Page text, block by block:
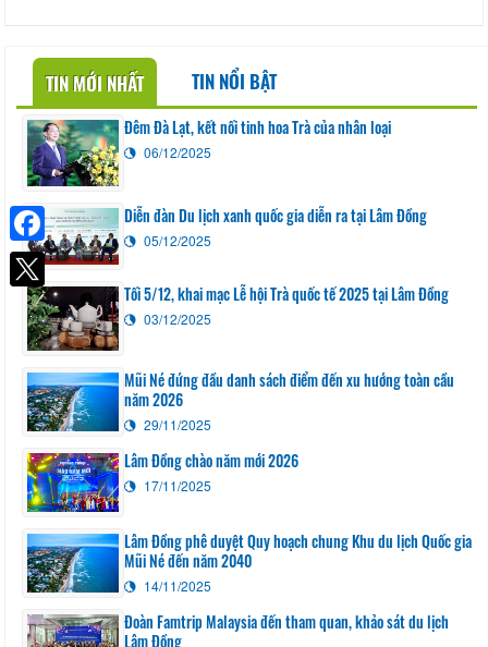
TIN MỚI NHẤT TIN NỔI BẬT
Đêm Đà Lạt, kết nối tinh hoa Trà của nhân loại
06/12/2025
Diễn đàn Du lịch xanh quốc gia diễn ra tại Lâm Đồng
05/12/2025
Tối 5/12, khai mạc Lễ hội Trà quốc tế 2025 tại Lâm Đồng
03/12/2025
Mũi Né đứng đầu danh sách điểm đến xu hướng toàn cầu
năm 2026
29/11/2025
Lâm Đồng chào năm mới 2026
17/11/2025
Lâm Đồng phê duyệt Quy hoạch chung Khu du lịch Quốc gia
Mũi Né đến năm 2040
14/11/2025
Đoàn Famtrip Malaysia đến tham quan, khảo sát du lịch
Lâm Đồng
Facebook